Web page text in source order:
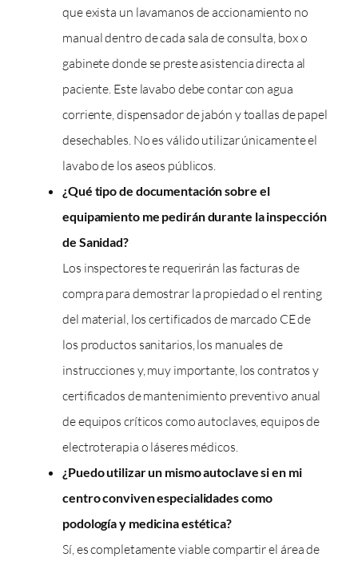
que exista un lavamanos de accionamiento no
manual dentro de cada sala de consulta, box o
gabinete donde se preste asistencia directa al
paciente. Este lavabo debe contar con agua
corriente, dispensador de jabón y toallas de papel
desechables. No es válido utilizar únicamente el
lavabo de los aseos públicos.
¿Qué tipo de documentación sobre el
equipamiento me pedirán durante la inspección
de Sanidad?
Los inspectores te requerirán las facturas de
compra para demostrar la propiedad o el renting
del material, los certificados de marcado CE de
los productos sanitarios, los manuales de
instrucciones y, muy importante, los contratos y
certificados de mantenimiento preventivo anual
de equipos críticos como autoclaves, equipos de
electroterapia o láseres médicos.
¿Puedo utilizar un mismo autoclave si en mi
centro conviven especialidades como
podología y medicina estética?
Sí, es completamente viable compartir el área de